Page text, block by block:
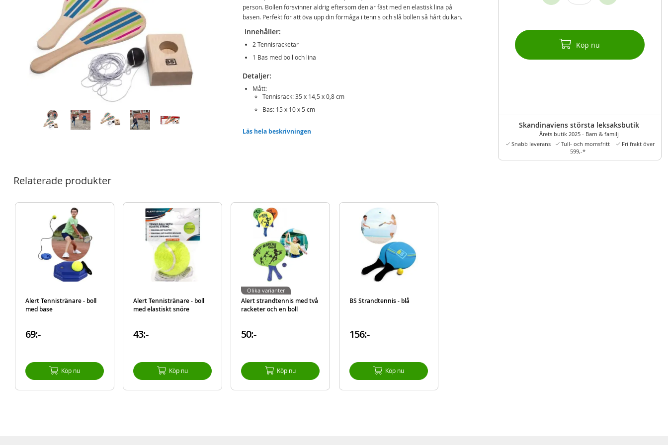
Köp nu
Skandinaviens största leksaksbutik
Årets butik 2025 - Barn & familj
Snabb leverans
Tull- och momsfritt
Fri frakt över
599,-*
person. Bollen försvinner aldrig eftersom den är fäst med en elastisk lina på
basen. Perfekt för att öva upp din förmåga i tennis och slå bollen så hårt du kan.
Innehåller:
2 Tennisracketar
1 Bas med boll och lina
Detaljer:
Mått:
Tennisrack: 35 x 14,5 x 0,8 cm
Bas: 15 x 10 x 5 cm
Rek. ålder: från 8 år
Läs hela beskrivningen
Relaterade produkter
Alert Tennistränare - boll
med base
69:-
Köp nu
Alert Tennistränare - boll
med elastiskt snöre
43:-
Köp nu
Alert strandtennis med två
racketer och en boll
50:-
Köp nu
Olika varianter
BS Strandtennis - blå
156:-
Köp nu